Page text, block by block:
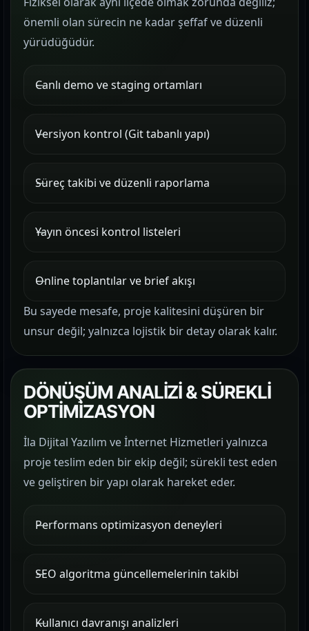
önemli olan sürecin ne kadar şeffaf ve düzenli
yürüdüğüdür.
Canlı demo ve staging ortamları
Versiyon kontrol (Git tabanlı yapı)
Süreç takibi ve düzenli raporlama
Yayın öncesi kontrol listeleri
Online toplantılar ve brief akışı
Bu sayede mesafe, proje kalitesini düşüren bir
unsur değil; yalnızca lojistik bir detay olarak kalır.
DÖNÜŞÜM ANALİZİ & SÜREKLİ
OPTİMİZASYON
İla Dijital Yazılım ve İnternet Hizmetleri yalnızca
proje teslim eden bir ekip değil; sürekli test eden
ve geliştiren bir yapı olarak hareket eder.
Performans optimizasyon deneyleri
SEO algoritma güncellemelerinin takibi
Kullanıcı davranışı analizleri